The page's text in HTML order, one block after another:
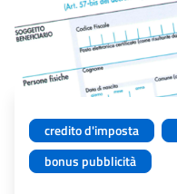
credito d'imposta
bonus pubblicità